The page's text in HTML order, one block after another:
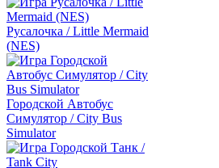
Русалочка / Little Mermaid
(NES)
Городской Автобус
Симулятор / City Bus
Simulator